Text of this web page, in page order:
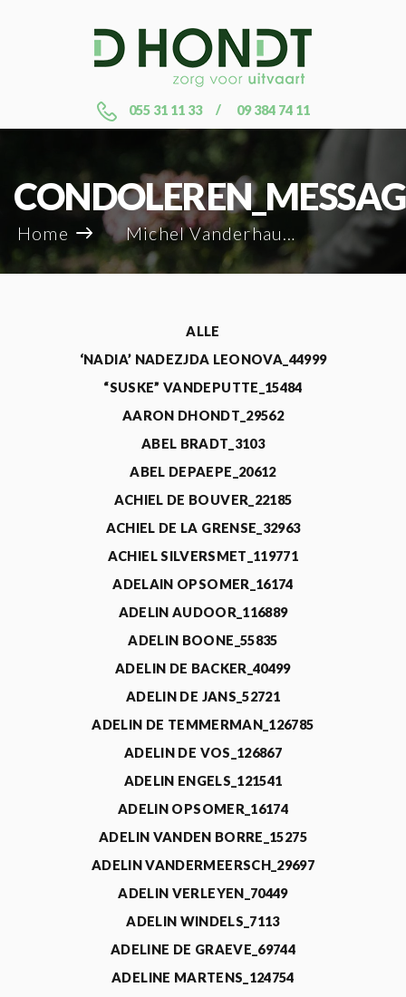
055 31 11 33 09 384 74 11
Home Michel Vanderhauwaert_108540
ALLE
‘NADIA’ NADEZJDA LEONOVA_44999
“SUSKE” VANDEPUTTE_15484
AARON DHONDT_29562
ABEL BRADT_3103
ABEL DEPAEPE_20612
ACHIEL DE BOUVER_22185
ACHIEL DE LA GRENSE_32963
ACHIEL SILVERSMET_119771
ADELAIN OPSOMER_16174
ADELIN AUDOOR_116889
ADELIN BOONE_55835
ADELIN DE BACKER_40499
ADELIN DE JANS_52721
ADELIN DE TEMMERMAN_126785
ADELIN DE VOS_126867
ADELIN ENGELS_121541
ADELIN OPSOMER_16174
ADELIN VANDEN BORRE_15275
ADELIN VANDERMEERSCH_29697
ADELIN VERLEYEN_70449
ADELIN WINDELS_7113
ADELINE DE GRAEVE_69744
ADELINE MARTENS_124754